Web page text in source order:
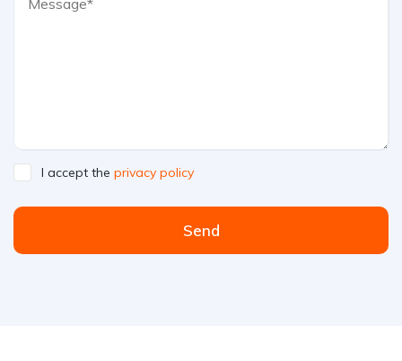
I accept the privacy policy
Send